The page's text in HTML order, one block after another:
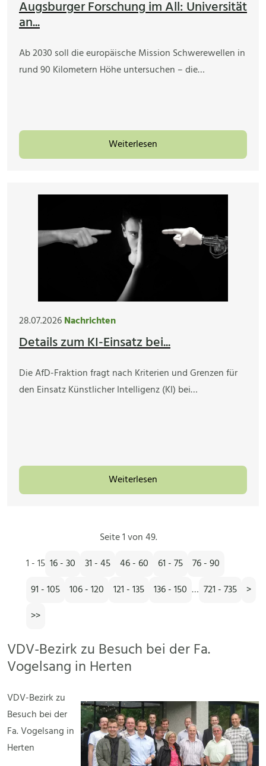
Augsburger Forschung im All: Universität
an...
Ab 2030 soll die europäische Mission Schwerewellen in
rund 90 Kilometern Höhe untersuchen – die…
Weiterlesen
28.07.2026Nachrichten
Details zum KI-Einsatz bei...
Die AfD-Fraktion fragt nach Kriterien und Grenzen für
den Einsatz Künstlicher Intelligenz (KI) bei…
Weiterlesen
Seite 1 von 49.
1 - 15 16 - 30 31 - 45 46 - 60 61 - 75
76 - 90
91 - 105
106 - 120 121 - 135 136 - 150 … 721 - 735
>
>>
VDV-Bezirk zu Besuch bei der Fa.
Vogelsang in Herten
VDV-Bezirk zu
Besuch bei der
Fa. Vogelsang in
Herten